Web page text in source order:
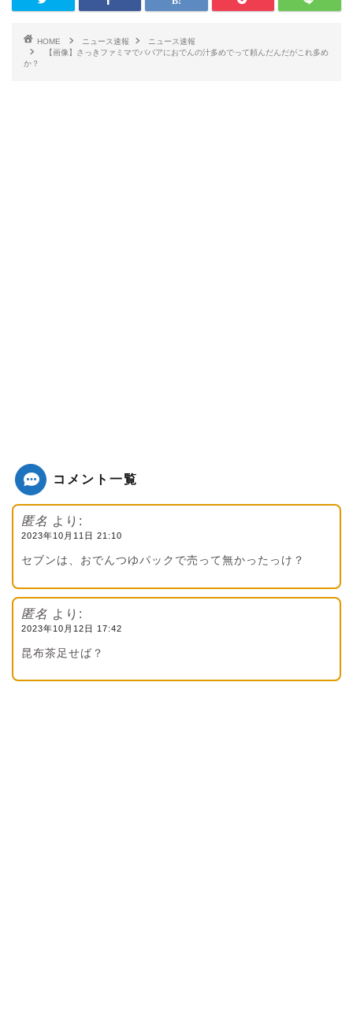
HOME ニュース速報
ニュース速報
【画像】さっきファミマでババアにおでんの汁多めでって頼んだんだがこれ多め
か？
コメント一覧
匿名 より:
2023年10月11日 21:10
セブンは、おでんつゆパックで売って無かったっけ？
匿名 より:
2023年10月12日 17:42
昆布茶足せば？